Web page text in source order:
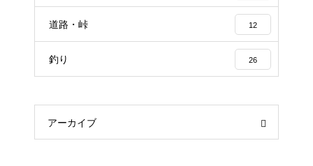
道路・峠 12
釣り 26
アーカイブ